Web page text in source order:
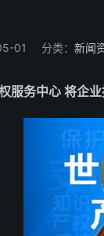
01 分类： 新闻
服务中心 将企